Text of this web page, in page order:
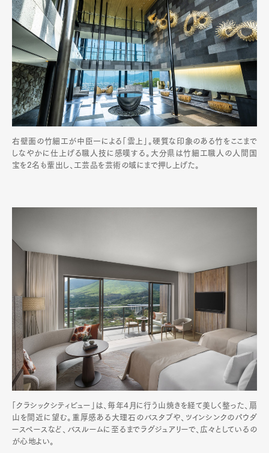
右壁面の竹細工が中臣一による「雲上」。硬質な印象のある竹をここまで
しなやかに仕上げる職人技に感嘆する。大分県は竹細工職人の人間国
宝を2名も輩出し、工芸品を芸術の域にまで押し上げた。
「クラシックシティビュー」は、毎年4月に行う山焼きを経て美しく整った、扇
山を間近に望む。重厚感ある大理石のバスタブや、ツインシンクのパウダ
ースペースなど、バスルームに至るまでラグジュアリーで、広々としているの
が心地よい。